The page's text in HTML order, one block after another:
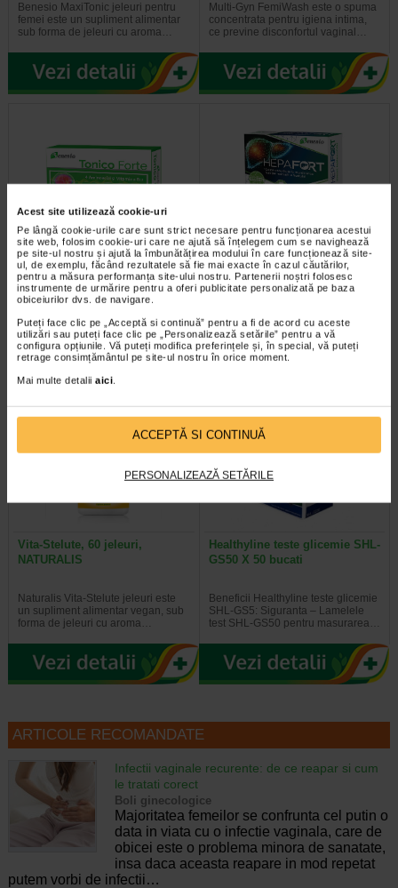
Acest site utilizează cookie-uri
Pe lângă cookie-urile care sunt strict necesare pentru funcționarea acestui
site web, folosim cookie-uri care ne ajută să înțelegem cum se navighează
pe site-ul nostru și ajută la îmbunătățirea modului în care funcționează site-
ul, de exemplu, făcând rezultatele să fie mai exacte în cazul căutărilor,
pentru a măsura performanța site-ului nostru. Partenerii noștri folosesc
instrumente de urmărire pentru a oferi publicitate personalizată pe baza
obiceiurilor dvs. de navigare.
Puteți face clic pe „Acceptă si continuă” pentru a fi de acord cu aceste
utilizări sau puteți face clic pe „Personalizează setările” pentru a vă
configura opțiunile. Vă puteți modifica preferințele și, în special, vă puteți
retrage consimțământul pe site-ul nostru în orice moment.
Mai multe detalii aici
ACCEPTĂ SI CONTINUĂ
PERSONALIZEAZĂ SETĂRILE
Benesio MaxiTonic jeleuri pentru
femei este un supliment alimentar
sub forma de jeleuri cu aroma…
Multi-Gyn FemiWash este o spuma
concentrata pentru igiena intima,
ce previne disconfortul vaginal…
Tonico Forte, 10 ml, 10
flacoane, Benesio
Tonico Forte este un supliment
alimentar fara zahar, sub forma de
flacon buvabil, ce combina patru…
Hepafort, 30 capsule, Benesio
extracte din plante si colina…
Vita-Stelute, 60 jeleuri,
NATURALIS
Naturalis Vita-Stelute jeleuri este
un supliment alimentar vegan, sub
forma de jeleuri cu aroma…
Healthyline teste glicemie SHL-
GS50 X 50 bucati
Beneficii Healthyline teste glicemie
SHL-GS5: Siguranta – Lamelele
test SHL-GS50 pentru masurarea…
ARTICOLE RECOMANDATE
Infectii vaginale recurente: de ce reapar si cum
le tratati corect
Boli ginecologice
Majoritatea femeilor se confrunta cel putin o
data in viata cu o infectie vaginala, care de
obicei este o problema minora de sanatate,
insa daca aceasta reapare in mod repetat
putem vorbi de infectii…